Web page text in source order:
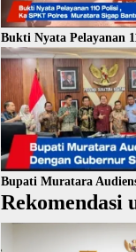
Bukti Nyata Pelayanan
Bupati Muratara
Rekomendasi